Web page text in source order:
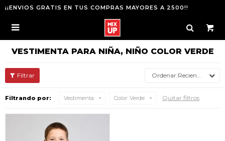
¡¡ENVIOS GRATIS EN TUS COMPRAS MAYORES A 2500!!

VESTIMENTA PARA NIÑA, NIÑO COLOR VERDE
Recientes
Filtrando por: Vestimenta Color: Verde Quitar filtros